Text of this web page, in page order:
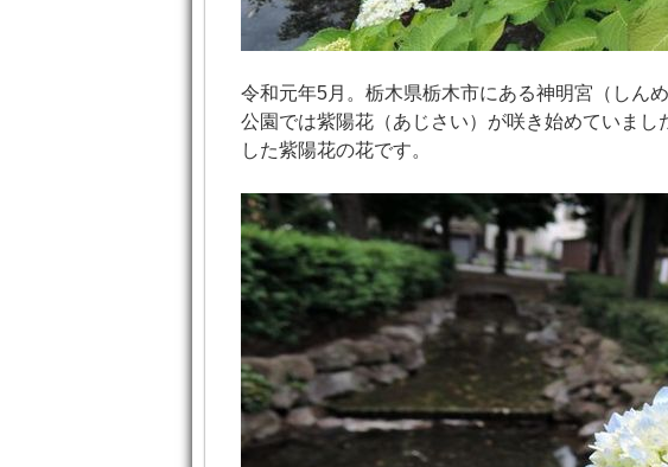
令和元年5月。栃木県栃木市にある神明宮（しん
公園では紫陽花（あじさい）が咲き始めていま
した紫陽花の花です。